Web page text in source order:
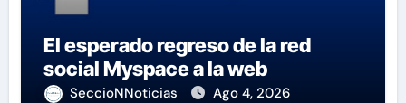
El esperado regreso de la red
social Myspace a la web
SeccioNNoticias Ago 4, 2026